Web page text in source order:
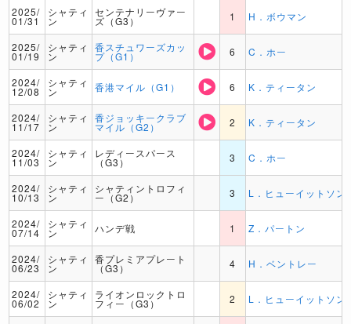
2025/
01/31
シャティ
ン
センテナリーヴァー
ズ（G3） 1 H．ボウマン
2025/
01/19
シャティ
ン
香スチュワーズカッ
プ（G1） 6 C．ホー
2024/
12/08
シャティ
ン 香港マイル（G1） 6 K．ティータン
2024/
11/17
シャティ
ン
香ジョッキークラブ
マイル（G2） 2 K．ティータン
2024/
11/03
シャティ
ン
レディースパース
（G3） 3 C．ホー
2024/
10/13
シャティ
ン
シャティントロフィ
ー（G2） 3 L．ヒューイットソン
2024/
07/14
シャティ
ン ハンデ戦 1 Z．パートン
2024/
06/23
シャティ
ン
香プレミアプレート
（G3） 4 H．ベントレー
2024/
06/02
シャティ
ン
ライオンロックトロ
フィー（G3） 2 L．ヒューイットソン